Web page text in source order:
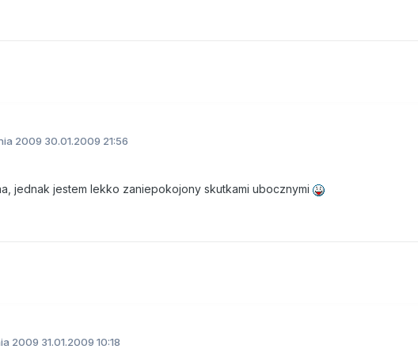
2009 30.01.2009 21:56
jednak jestem lekko zaniepokojony skutkami ubocznymi
2009 31.01.2009 10:18